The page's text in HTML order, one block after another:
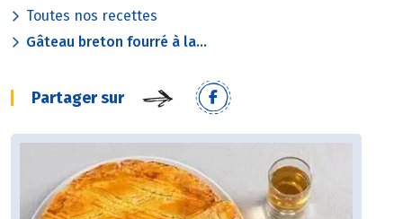
Toutes nos recettes
Gâteau breton fourré à la...
Partager sur